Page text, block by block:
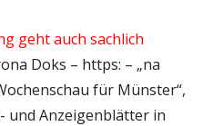
geht auch sachlich
Doks – https: – „na
für Münster“,
und Anzeigenblätter in